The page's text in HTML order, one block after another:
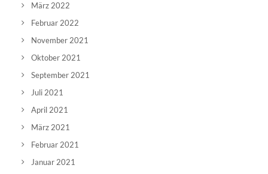
März 2022
Februar 2022
November 2021
Oktober 2021
September 2021
Juli 2021
April 2021
März 2021
Februar 2021
Januar 2021